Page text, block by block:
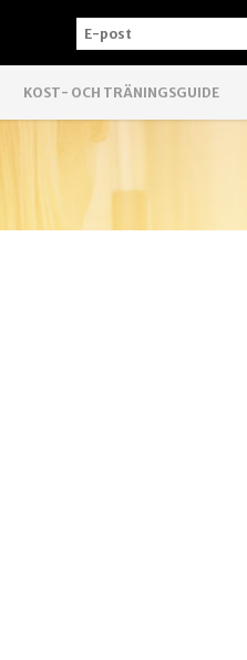
E-
KOST- OCH TRÄNINGSGUIDE